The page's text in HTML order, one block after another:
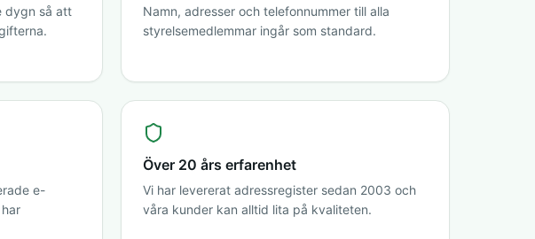
dygn så att
Namn, adresser och telefonnummer till alla
styrelsemedlemmar ingår som standard.
e-
Över 20 års erfarenhet
Vi har levererat adressregister sedan 2003 och
våra kunder kan alltid lita på kvaliteten.